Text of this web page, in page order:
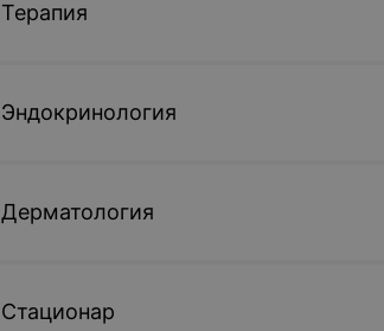
Терапия
Эндокринология
Дерматология
Стационар